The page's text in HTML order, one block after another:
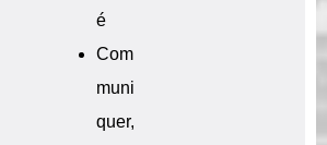
é
Com
muni
quer,